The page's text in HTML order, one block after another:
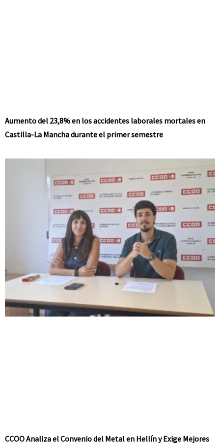
Aumento del 23,8% en los accidentes laborales mortales en
Castilla-La Mancha durante el primer semestre
CCOO Analiza el Convenio del Metal en Hellín y Exige Mejores